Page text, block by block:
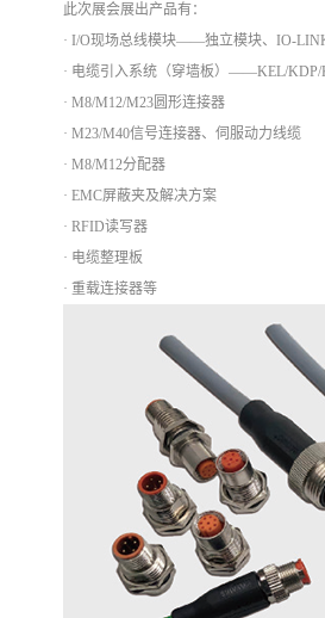
此次展会展出产品有：
· I/O现场总线模块——独立模块、IO-
· 电缆引入系统（穿墙板）——KEL/
· M8/M12/M23圆形连接器
· M23/M40信号连接器、伺服动力线缆
· M8/M12分配器
· EMC屏蔽夹及解决方案
· RFID读写器
· 电缆整理板
· 重载连接器等